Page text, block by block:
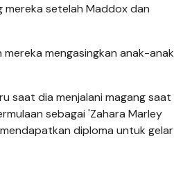
mereka setelah Maddox dan
mengasingkan anak-anak
saat dia menjalani magang saat
sebagai 'Zahara Marley
diploma untuk gelar